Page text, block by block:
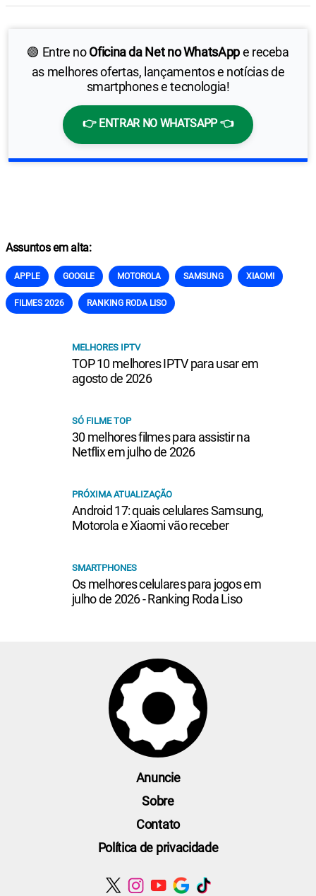
🟢 Entre noOficina da Net no WhatsAppe receba
as melhores ofertas, lançamentos e notícias de
smartphones e tecnologia!
👉 ENTRAR NO WHATSAPP 👈
Assuntos em alta:
APPLE GOOGLE MOTOROLA SAMSUNG XIAOMI
FILMES 2026 RANKING RODA LISO
MELHORES IPTV
TOP 10 melhores IPTV para usar em
agosto de 2026
SÓ FILME TOP
30 melhores filmes para assistir na
Netflix em julho de 2026
PRÓXIMA ATUALIZAÇÃO
Android 17: quais celulares Samsung,
Motorola e Xiaomi vão receber
SMARTPHONES
Os melhores celulares para jogos em
julho de 2026 - Ranking Roda Liso
Anuncie
Sobre
Contato
Política de privacidade